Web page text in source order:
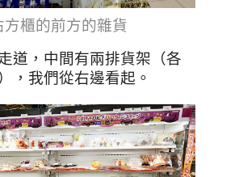
方櫃的前方的雜貨
道，中間有兩排貨架（各
，我們從右邊看起。